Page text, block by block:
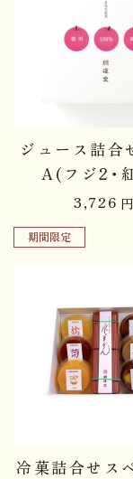
ジュース詰合
A(フジ2･
3,726 円
期間限定
冷菓詰合せス